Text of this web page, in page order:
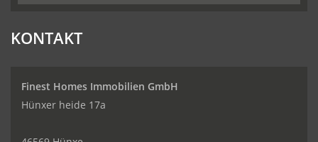
KONTAKT
Finest Homes Immobilien GmbH
Hünxer heide 17a